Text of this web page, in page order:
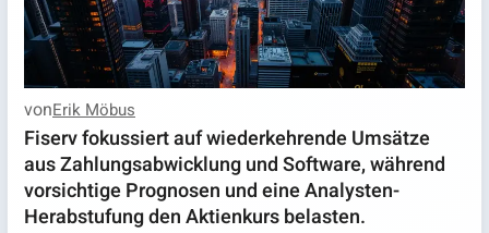
vonErik Möbus
Fiserv fokussiert auf wiederkehrende Umsätze
aus Zahlungsabwicklung und Software, während
vorsichtige Prognosen und eine Analysten-
Herabstufung den Aktienkurs belasten.